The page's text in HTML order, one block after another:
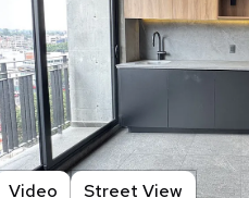
Video Street View